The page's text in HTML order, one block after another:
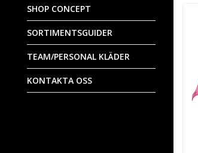
SHOP CONCEPT
SORTIMENTSGUIDER
TEAM/PERSONAL KLÄDER
KONTAKTA OSS